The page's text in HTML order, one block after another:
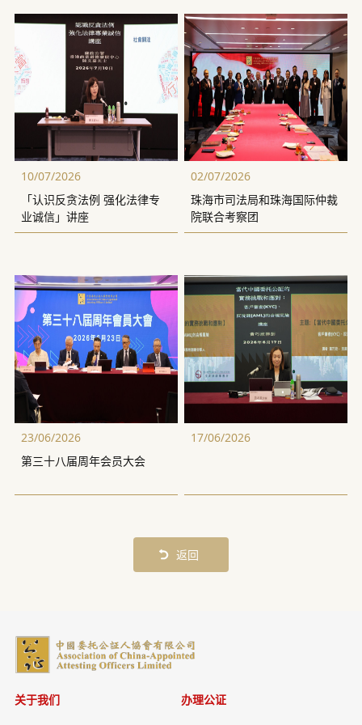
10/07/2026
「认识反贪法例 强化法律专
业诚信」讲座
02/07/2026
珠海市司法局和珠海国际仲裁
院联合考察团
23/06/2026
第三十八届周年会员大会
17/06/2026
返回
关于我们 办理公证